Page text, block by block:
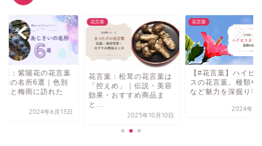
葉：紫陽花の花言葉
西の名所6選｜色別
味と梅雨に訪れた
2024年6月13日
花言葉
花言葉：松茸の花言葉は
「控えめ」｜伝説・美容
効果・おすすめ商品ま
と...
2025年10月10日
花言葉
【#花言葉】ハイビ
スの花言葉。種類や
など魅力を深掘り♡
2024年8